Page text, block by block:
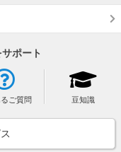
ポート
ご質問 豆知識